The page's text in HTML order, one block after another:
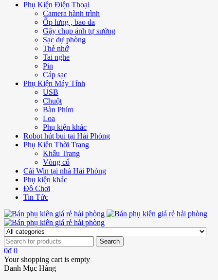
Phụ Kiện Điện Thoại
Camera hành trình
Ốp lưng , bao da
Gậy chụp ảnh tự sướng
Sạc dự phòng
Thẻ nhớ
Tai nghe
Pin
Cáp sạc
Phụ Kiện Máy Tính
USB
Chuột
Bàn Phím
Loa
Phụ kiện khác
Robot hút bui tại Hải Phòng
Phụ Kiên Thời Trang
Khẩu Trang
Vòng cổ
Cài Win tại nhà Hải Phòng
Phụ kiện khác
Đồ Chơi
Tin Tức
0₫ 0
Your shopping cart is empty
Danh Mục Hàng